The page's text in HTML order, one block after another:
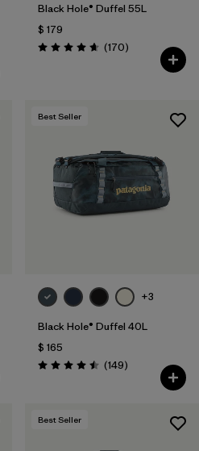
Black Hole® Duffel 55L
$ 179
Valoración: 4.6 / 5
(170Comentarios
)
Best Seller
+3
Black Hole® Duffel 40L
$ 165
Valoración: 4.5 / 5
(149Comentarios
)
Best Seller